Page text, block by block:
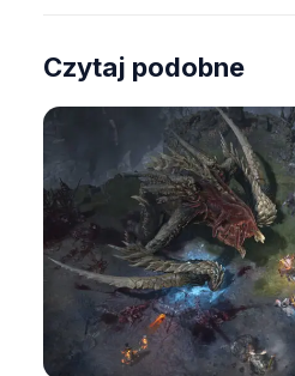
Czytaj podobne